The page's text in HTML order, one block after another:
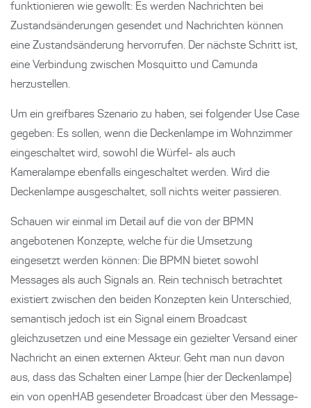
funktionieren wie gewollt: Es werden Nachrichten bei
Zustandsänderungen gesendet und Nachrichten können
eine Zustandsänderung hervorrufen. Der nächste Schritt ist,
eine Verbindung zwischen Mosquitto und Camunda
herzustellen.
Um ein greifbares Szenario zu haben, sei folgender Use Case
gegeben: Es sollen, wenn die Deckenlampe im Wohnzimmer
eingeschaltet wird, sowohl die Würfel- als auch
Kameralampe ebenfalls eingeschaltet werden. Wird die
Deckenlampe ausgeschaltet, soll nichts weiter passieren.
Schauen wir einmal im Detail auf die von der BPMN
angebotenen Konzepte, welche für die Umsetzung
eingesetzt werden können: Die BPMN bietet sowohl
Messages als auch Signals an. Rein technisch betrachtet
existiert zwischen den beiden Konzepten kein Unterschied,
semantisch jedoch ist ein Signal einem Broadcast
gleichzusetzen und eine Message ein gezielter Versand einer
Nachricht an einen externen Akteur. Geht man nun davon
aus, dass das Schalten einer Lampe (hier der Deckenlampe)
ein von openHAB gesendeter Broadcast über den Message-